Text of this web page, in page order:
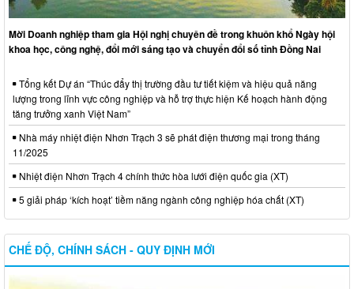
Mời Doanh nghiệp tham gia Hội nghị chuyên đề trong khuôn khổ Ngày hội
khoa học, công nghệ, đổi mới sáng tạo và chuyển đổi số tỉnh Đồng Nai
Tổng kết Dự án “Thúc đẩy thị trường đầu tư tiết kiệm và hiệu quả năng
lượng trong lĩnh vực công nghiệp và hỗ trợ thực hiện Kế hoạch hành động
tăng trưởng xanh Việt Nam”
Nhà máy nhiệt điện Nhơn Trạch 3 sẽ phát điện thương mại trong tháng
11/2025
Nhiệt điện Nhơn Trạch 4 chính thức hòa lưới điện quốc gia (XT)
5 giải pháp ‘kích hoạt’ tiềm năng ngành công nghiệp hóa chất (XT)
CHẾ ĐỘ, CHÍNH SÁCH - QUY ĐỊNH MỚI